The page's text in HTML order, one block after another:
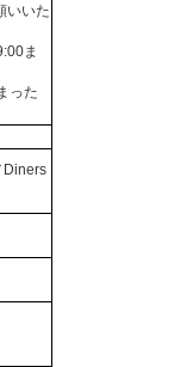
いいた
ま
った
Diners